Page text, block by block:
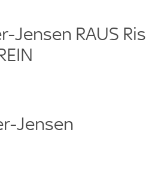
Jensen RAUS Ris
Jensen